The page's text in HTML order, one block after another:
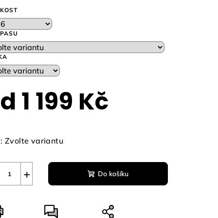
1 199 Kč
Zvolte variantu
+ Do košíku